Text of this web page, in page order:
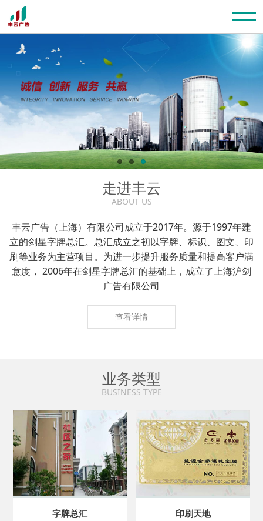
走进丰云
ABOUT US
丰云广告（上海）有限公司成立于2017年。源于1997年建
立的剑星字牌总汇。总汇成立之初以字牌、标识、图文、印
刷等业务为主营项目。为进一步提升服务质量和提高客户满
意度， 2006年在剑星字牌总汇的基础上，成立了上海沪剑
广告有限公司
查看详情
业务类型
BUSINESS TYPE
字牌总汇 印刷天地